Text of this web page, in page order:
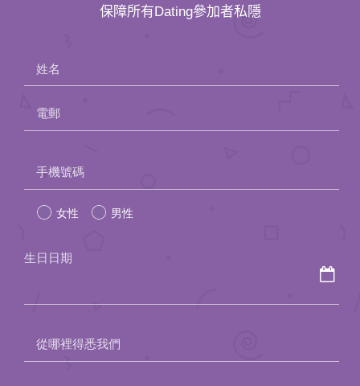
保障所有Dating參加者私隱
姓名
電郵
leave
this
手機號碼
女性 男性
生日日期
從哪裡得悉我們